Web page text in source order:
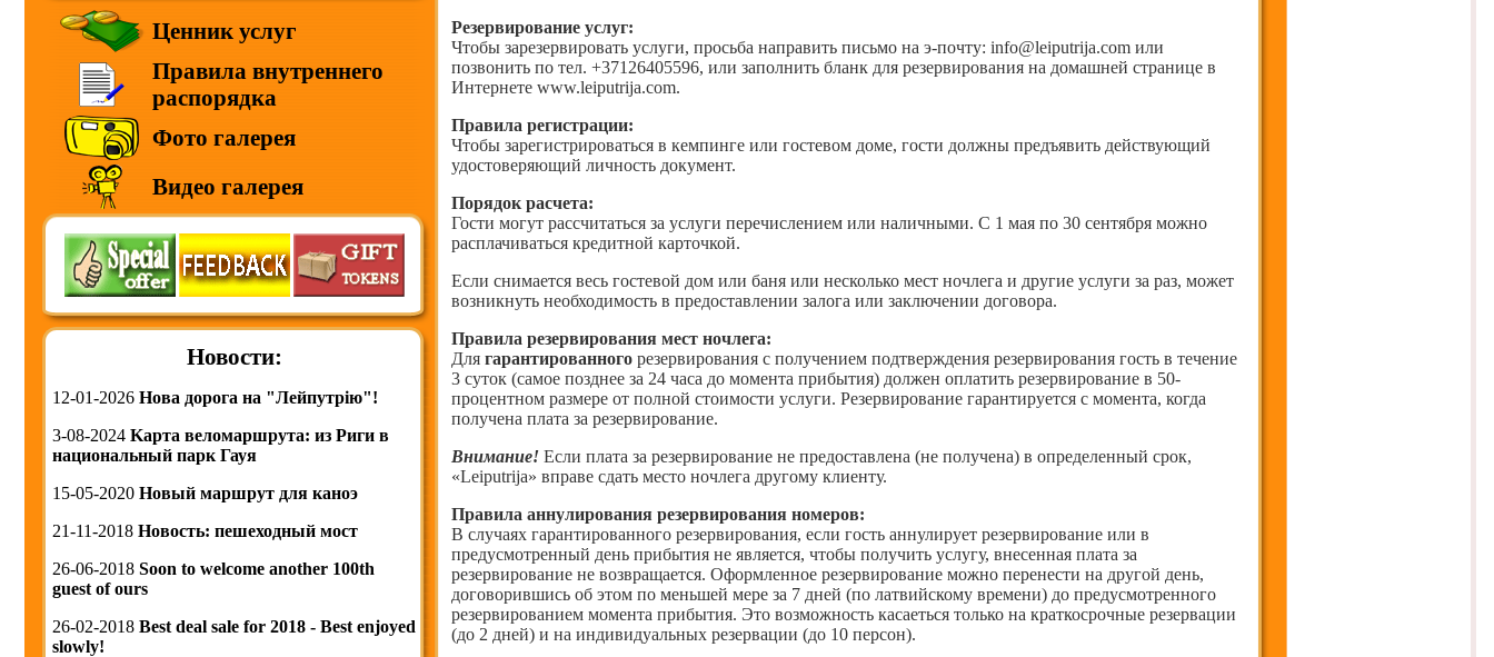
Ценник услуг
Правила внутреннего
распорядка
Фото галерея
Видео галерея
Новости:
12-01-2026 Нова дорога на "Лейпутрію"!
3-08-2024 Kарта веломаршрута: из Риги в
национальный парк Гауя
15-05-2020 Новый маршрут для каноэ
21-11-2018 Новость: пешеходный мост
26-06-2018 Soon to welcome another 100th
guest of ours
26-02-2018 Best deal sale for 2018 - Best enjoyed
slowly!
Резервирование услуг:
Чтобы зарезервировать услуги, просьба направить письмо на э-почту: info@leiputrija.com или
позвонить по тел. +37126405596, или заполнить бланк для резервирования на домашней странице в
Интернете www.leiputrija.com.
Правила регистрации:
Чтобы зарегистрироваться в кемпинге или гостевом доме, гости должны предъявить действующий
удостоверяющий личность документ.
Порядок расчета:
Гости могут рассчитаться за услуги перечислением или наличными. С 1 мая по 30 сентября можно
расплачиваться кредитной карточкой.
Если снимается весь гостевой дом или баня или несколько мест ночлега и другие услуги за раз, может
возникнуть необходимость в предоставлении залога или заключении договора.
Правила резервирования мест ночлега:
Для гарантированного резервирования с получением подтверждения резервирования гость в течение
3 суток (самое позднее за 24 часа до момента прибытия) должен оплатить резервирование в 50-
процентном размере от полной стоимости услуги. Резервирование гарантируется с момента, когда
получена плата за резервирование.
Внимание! Если плата за резервирование не предоставлена (не получена) в определенный срок,
«Leiputrija» вправе сдать место ночлега другому клиенту.
Правила аннулирования резервирования номеров:
В случаях гарантированного резервирования, если гость аннулирует резервирование или в
предусмотренный день прибытия не является, чтобы получить услугу, внесенная плата за
резервирование не возвращается. Оформленное резервирование можно перенести на другой день,
договорившись об этом по меньшей мере за 7 дней (по латвийскому времени) до предусмотренного
резервированием момента прибытия. Это возможность касаеться только на краткосрочные резервации
(до 2 дней) и на индивидуальных резервации (до 10 персон).